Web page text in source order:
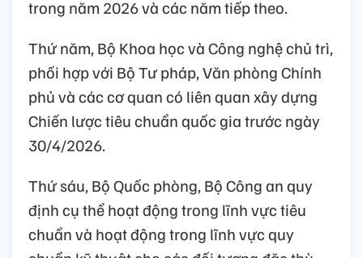
trong năm 2026 và các năm tiếp theo.
Thứ năm, Bộ Khoa học và Công nghệ chủ trì,
phối hợp với Bộ Tư pháp, Văn phòng Chính
phủ và các cơ quan có liên quan xây dựng
Chiến lược tiêu chuẩn quốc gia trước ngày
30/4/2026.
Thứ sáu, Bộ Quốc phòng, Bộ Công an quy
định cụ thể hoạt động trong lĩnh vực tiêu
chuẩn và hoạt động trong lĩnh vực quy